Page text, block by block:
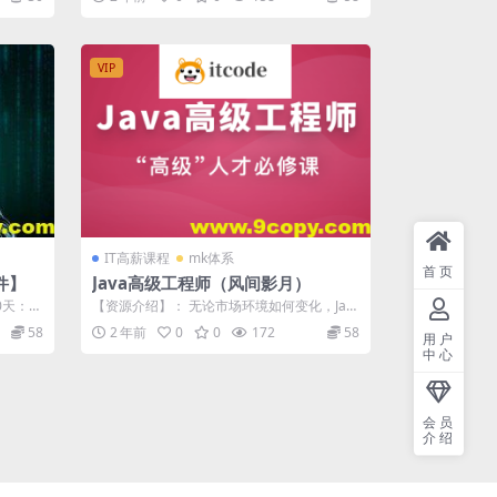
：基
58
VIP
IT高薪课程 mk体系
Java高级工程师（风间影月）
【资源介绍】： 无论市场环境如何变化，Jav
a高级工程师都是各大公司一将难求的核...
2 年前 0 0 172 58
首页
用户
中心
会员
介绍